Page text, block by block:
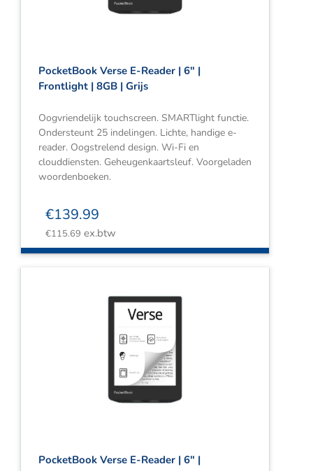
Winkelwagen
PocketBook Verse E-Reader | 6″ |
Frontlight | 8GB | Grijs
Oogvriendelijk touchscreen. SMARTlight functie.
Ondersteunt 25 indelingen. Lichte, handige e-
reader. Oogstrelend design. Wi-Fi en
clouddiensten. Geheugenkaartsleuf. Voorgeladen
woordenboeken.
€139.99
€115.69 ex.btw
PocketBook Verse E-Reader | 6″ |